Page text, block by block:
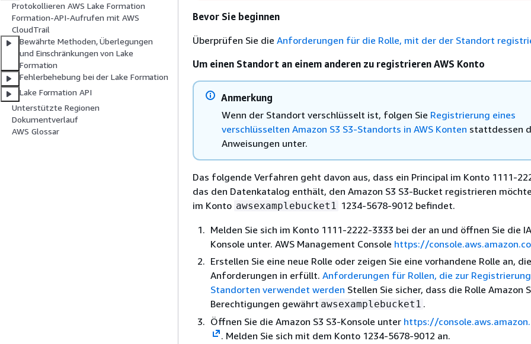
Protokollieren AWS Lake Formation
Formation-API-Aufrufen mit AWS
CloudTrail
Bewährte Methoden, Überlegungen
und Einschränkungen von Lake
Formation
Fehlerbehebung bei der Lake Formation
Lake Formation API
Unterstützte Regionen
Dokumentverlauf
AWS Glossar
Bevor Sie beginnen
Überprüfen Sie die Anforderungen für die Rolle, mit der der Standort
Um einen Standort an einem anderen zu registrieren AWS Konto
Anmerkung
Wenn der Standort verschlüsselt ist, folgen Sie Registrierung eines
verschlüsselten Amazon S3 S3-Standorts in AWS Konten stattdessen
Anweisungen unter.
Das folgende Verfahren geht davon aus, dass ein Principal im Konto 1111-
das den Datenkatalog enthält, den Amazon S3 S3-Bucket registrieren
im Konto awsexamplebucket1 1234-5678-9012 befindet.
Melden Sie sich im Konto 1111-2222-3333 bei der an und öffnen Sie die
Konsole unter. AWS Management Console https://
Erstellen Sie eine neue Rolle oder zeigen Sie eine vorhandene Rolle an,
Anforderungen in erfüllt. Anforderungen für Rollen, die zur
Standorten verwendet werden Stellen Sie sicher, dass die Rolle Amazon
Berechtigungen gewährt awsexamplebucket1 .
Öffnen Sie die Amazon S3 S3-Konsole unter https://
. Melden Sie sich mit dem Konto 1234-5678-9012 an.